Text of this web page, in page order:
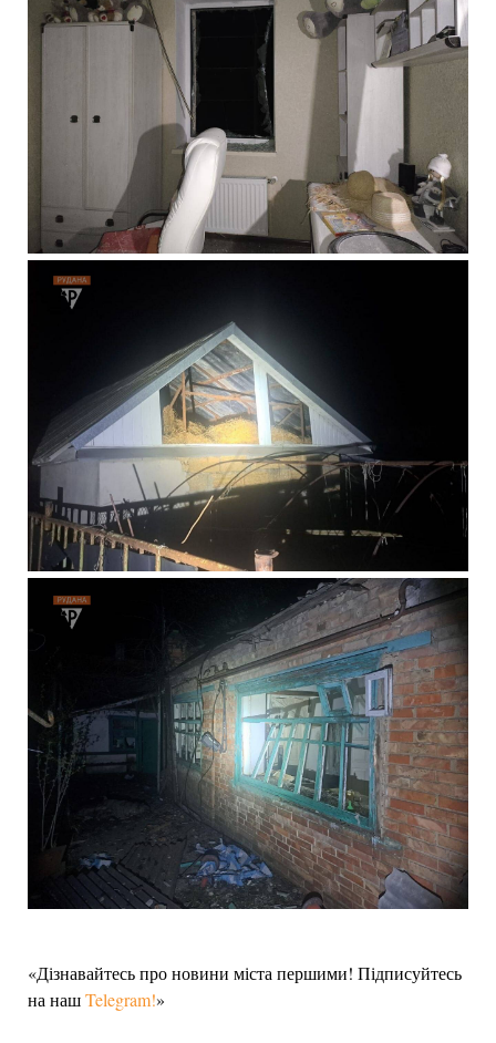
«Дізнавайтесь про новини міста першими! Підписуйтесь
на нашTelegram!»